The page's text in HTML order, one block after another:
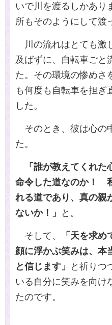
いで川を渡るしかあり
所もそのようにして
川の流れはとても激
及ばずに、自転車ごと
た。その環境の惨めさ
も何度も自転車を担ぎ
した。
そのとき、彼は心の
た。
「誰が教えてくれた
命令した道なのか！
れる道であり、真の親
ないか！」
と。
そして、
「天を求め
顔に浮かぶ笑みは、本
と信じます」
と祈りつ
いる自分に笑みを向け
たのです。